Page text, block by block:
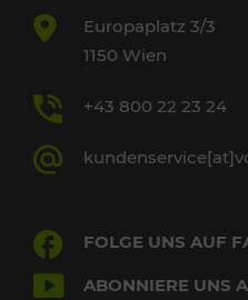
Europaplatz 3/3
1150 Wien
+43 800 22 23 24
FOLGE UNS AUF
ABONNIERE UNS